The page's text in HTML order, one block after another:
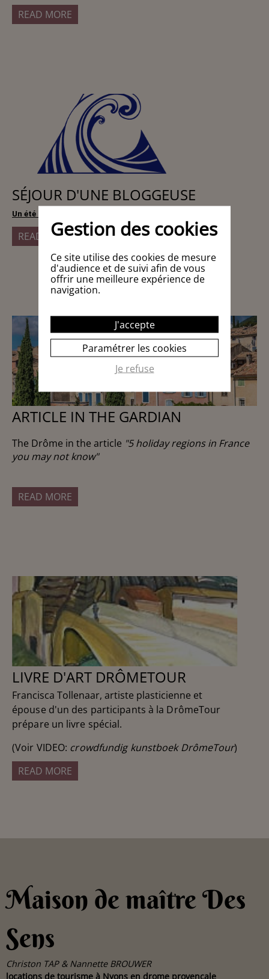
READ MORE
SÉJOUR D'UNE BLOGGEUSE
Un été à Nyons, dans la Drôme
READ MORE
ARTICLE IN THE GARDIAN
The Drôme in the article "5 holiday regions in France
you may not know"
READ MORE
LIVRE D'ART DRÔMETOUR
Francisca Tollenaar, artiste plasticienne et
épouse d'un des participants à la DrômeTour
prépare un livre spécial.
(Voir VIDEO: crowdfundig kunstboek DrômeTour)
READ MORE
Maison de maître Des
Sens
Christon TAP & Nannette BROUWER
locations de tourisme à Nyons en drome provençale
Gestion des cookies
Ce site utilise des cookies de mesure
d'audience et de suivi afin de vous
offrir une meilleure expérience de
navigation.
J'accepte
Paramétrer les cookies
Je refuse